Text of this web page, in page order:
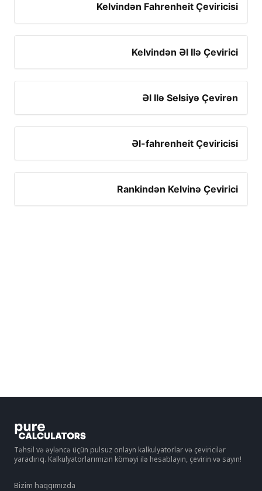
Kelvindən Fahrenheit Çeviricisi
Kelvindən Əl Ilə Çevirici
Əl Ilə Selsiyə Çevirən
Əl-fahrenheit Çeviricisi
Rankindən Kelvinə Çevirici
Təhsil və əyləncə üçün pulsuz onlayn kalkulyatorlar və çeviricilər
yaradırıq. Kalkulyatorlarımızın köməyi ilə hesablayın, çevirin və sayın!
Bizim haqqımızda